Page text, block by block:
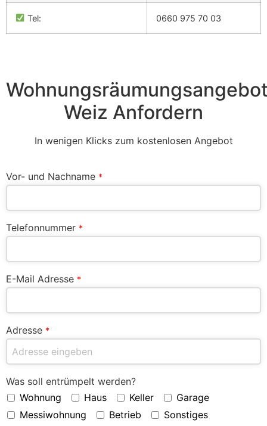
Tel: 0660 975 70 03
Weiz Anfordern
In wenigen Klicks zum kostenlosen Angebot
Vor- und Nachname *
Telefonnummer *
E-Mail Adresse *
Adresse *
Was soll entrümpelt werden?
Wohnung
Haus Keller
Garage
Messiwohnung
Betrieb Sonstiges